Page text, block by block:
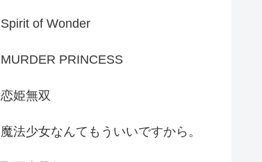
Spirit of Wonder
MURDER PRINCESS
恋姫無双
魔法少女なんてもういいですから。